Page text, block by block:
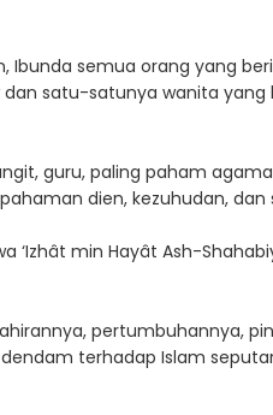
semua orang yang
dan satu-satunya wanita
guru, paling paham
dien, kezuhudan, dan
‘Izhât min Hayât Ash-
pertumbuhannya,
terhadap Islam